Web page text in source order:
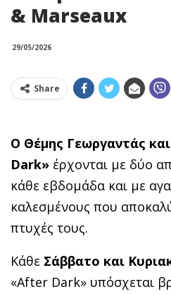
& Marseaux
29/05/2026
Share
Ο Θέμης Γεωργαντάς
Dark» έρχονται με δύο
κάθε εβδομάδα και με
καλεσμένους που
πτυχές τους.
Κάθε Σάββατο και
«After Dark» υπόσχεται